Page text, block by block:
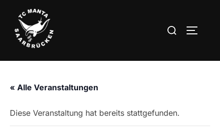
Inhalt
springen
Suchen
« Alle Veranstaltungen
Diese Veranstaltung hat bereits stattgefunden.